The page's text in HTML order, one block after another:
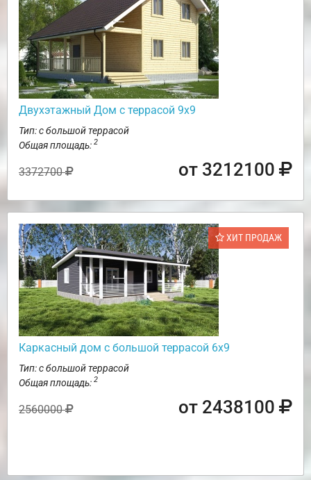
Двухэтажный Дом с террасой 9х9
Тип: с большой террасой
Общая площадь: 2
3372700 от 3212100
ХИТ ПРОДАЖ
Каркасный дом с большой террасой 6х9
Тип: с большой террасой
Общая площадь: 2
2560000 от 2438100